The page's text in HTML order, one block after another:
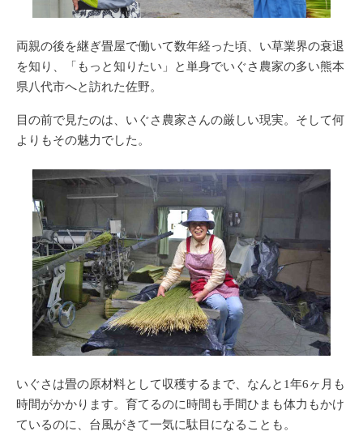
両親の後を継ぎ畳屋で働いて数年経った頃、い草業界の衰退
を知り、「もっと知りたい」と単身でいぐさ農家の多い熊本
県八代市へと訪れた佐野。
目の前で見たのは、いぐさ農家さんの厳しい現実。そして何
よりもその魅力でした。
いぐさは畳の原材料として収穫するまで、なんと 1年6ヶ月 も
時間がかかります。育てるのに時間も手間ひまも体力もかけ
ているのに、台風がきて一気に駄目になることも。